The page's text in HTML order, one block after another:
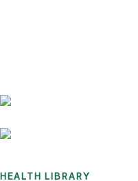
HEALTH LIBRARY